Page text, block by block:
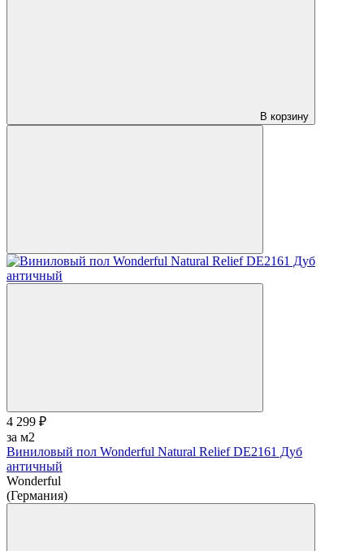
В корзину
4 299 ₽
за м2
Виниловый пол Wonderful Natural Relief DE2161 Дуб
античный
Wonderful
(Германия)